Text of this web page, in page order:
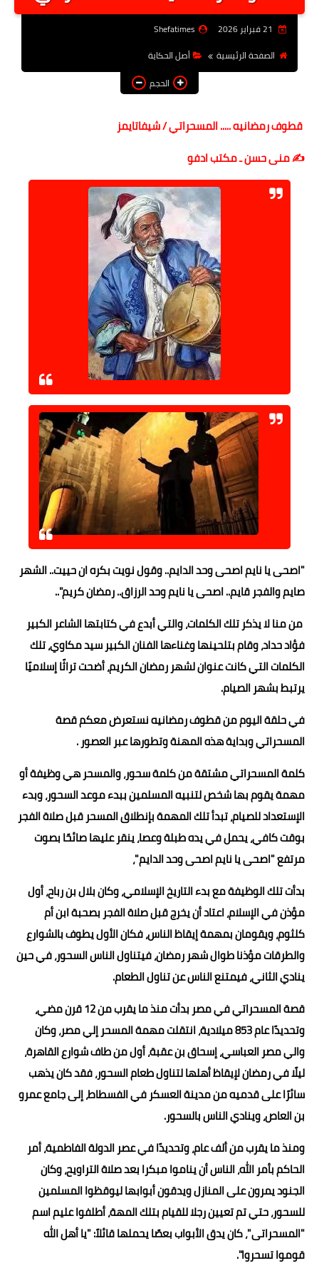
أخبار الرياصة
خدمات
عاجل
التعليم
الصحه
الطقس
معلومه قانونيه
تكنولوجيا المعلومات
حوادث وقضايا
خدمات
الصحه والجمال
فن المطبخ
مقالات
Shefatimes
الصفحة الرئيسية
أصل الحكاية
الحجم
قطوف رمضانيه ..... المسحراتي / شيفاتايمز
✍️ منى حسن ـ مكتب ادفو
"اصحى يا نايم اصحى وحد الدايم.. وقول نويت بكره ان حييت.. الشهر
صايم والفجر قايم.. اصحى يا نايم وحد الرزاق.. رمضان كريم"..
من منا لا يذكر تلك الكلمات، والتي أبدع في كتابتها الشاعر الكبير
فؤاد حداد، وقام بتلحينها وغناءها الفنان الكبير سيد مكاوي، تلك
الكلمات التي كانت عنوان لشهر رمضان الكريم، أضحت تراثًا إسلاميًا
يرتبط بشهر الصيام.
في حلقة اليوم من قطوف رمضانيه نستعرض معكم قصة
المسحراتي وبداية هذه المهنة وتطورها عبر العصور .
كلمة المسحراتي مشتقة من كلمة سحور، والمسحر هي وظيفة أو
مهمة يقوم بها شخص لتنبيه المسلمين ببدء موعد السحور، وبدء
الإستعداد للصيام، تبدأ تلك المهمة بإنطلاق المسحر قبل صلاة الفجر
بوقت كافي، يحمل في يده طبلة وعصا، ينقر عليها صائحًا بصوت
مرتفع "اصحى يا نايم اصحى وحد الدايم"،
بدأت تلك الوظيفة مع بدء التاريخ الإسلامي، وكان بلال بن رباح، أول
مؤذن في الإسلام، اعتاد أن يخرج قبل صلاة الفجر بصحبة ابن أم
كلثوم، ويقومان بمهمة إيقاظ الناس، فكان الأول يطوف بالشوارع
والطرقات مؤذنا طوال شهر رمضان، فيتناول الناس السحور، في حين
ينادي الثاني، فيمتنع الناس عن تناول الطعام.
قصة المسحراتي في مصر بدأت منذ ما يقرب من 12 قرن مضي،
وتحديدًا عام 853 ميلادية، انتقلت مهمة المسحر إلي مصر، وكان
والي مصر العباسي، إسحاق بن عقبة، أول من طاف شوارع القاهرة،
ليلًا في رمضان لإيقاظ أهلها لتناول طعام السحور، فقد كان يذهب
سائرًا على قدميه من مدينة العسكر في الفسطاط، إلى جامع عمرو
بن العاص، وينادي الناس بالسحور.
ومنذ ما يقرب من ألف عام، وتحديدًا في عصر الدولة الفاطمية، أمر
الحاكم بأمر الله، الناس أن يناموا مبكرا بعد صلاة التراويح، وكان
الجنود يمرون على المنازل ويدقون أبوابها ليوقظوا المسلمين
للسحور، حتي تم تعيين رجلا للقيام بتلك المهة، أطلفوا عليم اسم
"المسحراتى"، كان يدق الأبواب بعصًا يحملها قائلاً: "يا أهل الله
قوموا تسحروا".